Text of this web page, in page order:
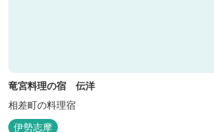
竜宮料理の宿 伝洋
相差町の料理宿
伊勢志摩